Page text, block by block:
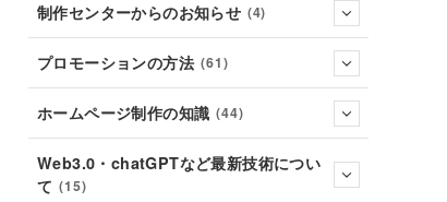
制作センターからのお知らせ (4)
プロモーションの方法 (61)
ホームページ制作の知識 (44)
Web3.0・chatGPTなど最新技術につい
て (15)